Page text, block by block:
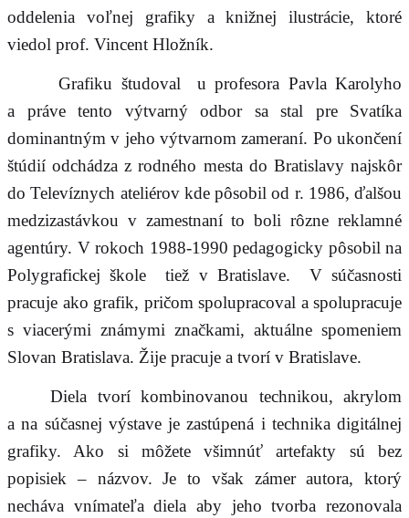
oddelenia voľnej grafiky a knižnej ilustrácie, ktoré
viedol prof. Vincent Hložník.
Grafiku študoval u profesora Pavla Karolyho
a práve tento výtvarný odbor sa stal pre Svatíka
dominantným v jeho výtvarnom zameraní. Po ukončení
štúdií odchádza z rodného mesta do Bratislavy najskôr
do Televíznych ateliérov kde pôsobil od r. 1986, ďalšou
medzizastávkou v zamestnaní to boli rôzne reklamné
agentúry. V rokoch 1988-1990 pedagogicky pôsobil na
Polygrafickej škole tiež v Bratislave. V súčasnosti
pracuje ako grafik, pričom spolupracoval a spolupracuje
s viacerými známymi značkami, aktuálne spomeniem
Slovan Bratislava. Žije pracuje a tvorí v Bratislave.
Diela tvorí kombinovanou technikou, akrylom
a na súčasnej výstave je zastúpená i technika digitálnej
grafiky. Ako si môžete všimnúť artefakty sú bez
popisiek – názvov. Je to však zámer autora, ktorý
necháva vnímateľa diela aby jeho tvorba rezonovala